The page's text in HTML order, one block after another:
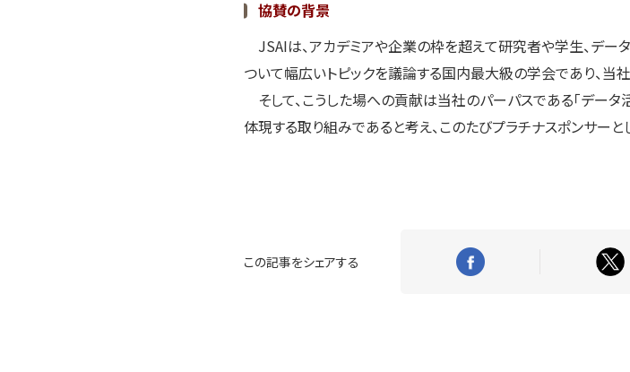
協賛の背景
JSAIは、アカデミアや企業の枠を超えて研究者や学生、デー
ついて幅広いトピックを議論する国内最大級の学会であり、当
そして、こうした場への貢献は当社のパーパスである「デー
体現する取り組みであると考え、このたびプラチナスポンサーと
この記事をシェアする